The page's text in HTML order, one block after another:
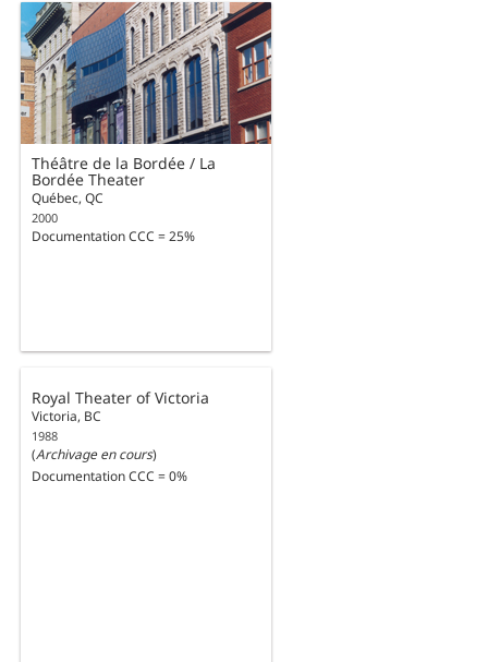
Théâtre de la Bordée / La
Bordée Theater
Québec, QC
2000
Documentation CCC = 25%
Royal Theater of Victoria
Victoria, BC
1988
(Archivage en cours)
Documentation CCC = 0%